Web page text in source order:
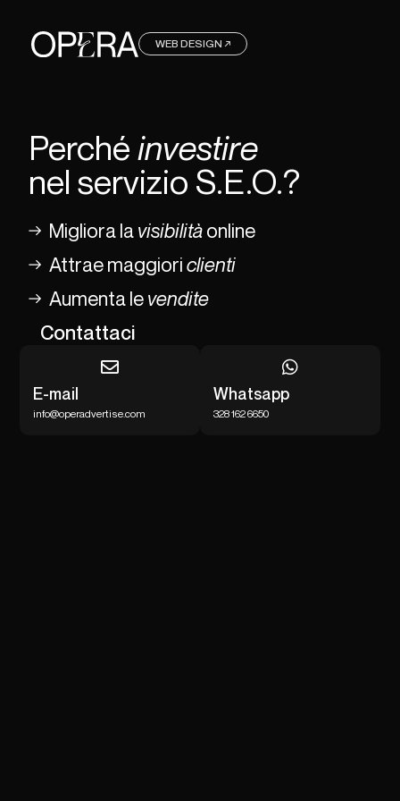
WEB DESIGN ↗
Perchéinvestire
nel servizio S.E.O.?
Migliora lavisibilitàonline
Attrae maggioriclienti
Aumenta levendite
Contattaci
E-mail
info@operadvertise.com
Whatsapp
328 162 6650